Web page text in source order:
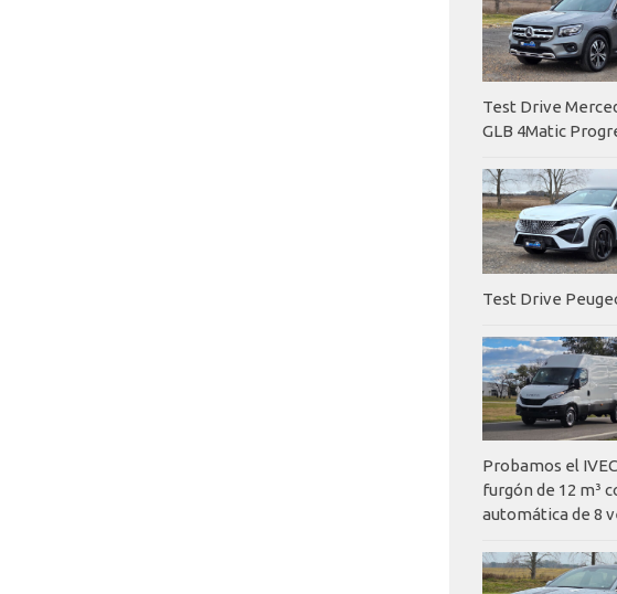
Test Drive
GLB 4Matic
Test Drive
Probamos el
furgón de 12 m³
automática de 8